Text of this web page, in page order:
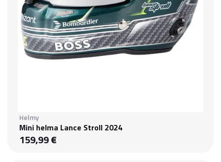
Helmy
Mini helma Lance Stroll 2024
159,99 €